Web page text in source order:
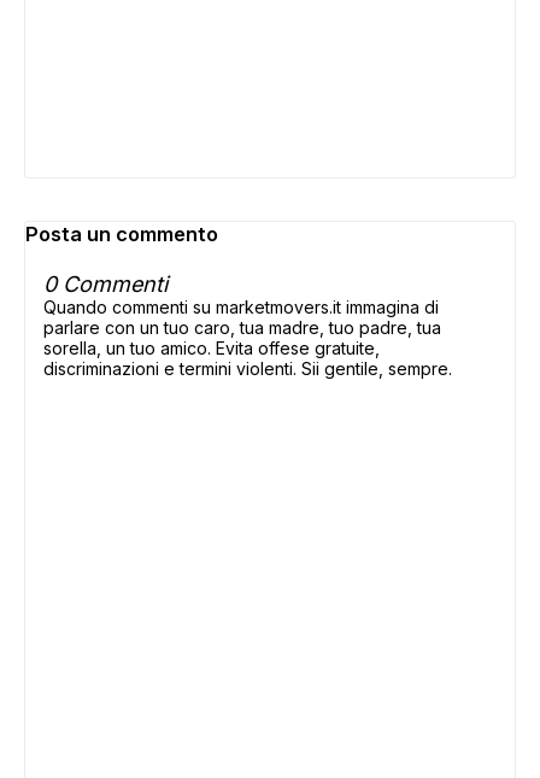
Posta un commento
0 Commenti
Quando commenti su marketmovers.it immagina di
parlare con un tuo caro, tua madre, tuo padre, tua
sorella, un tuo amico. Evita offese gratuite,
discriminazioni e termini violenti. Sii gentile, sempre.